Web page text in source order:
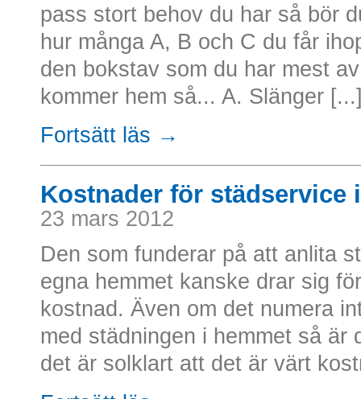
pass stort behov du har så bör
hur många A, B och C du får
den bokstav som du har mest
kommer hem så... A. Slänger
Fortsätt läs →
Kostnader för städservice
23 mars 2012
Den som funderar på att anlita
egna hemmet kanske drar sig
kostnad. Även om det numera
med städningen i hemmet så är
det är solklart att det är värt